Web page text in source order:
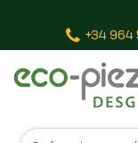
+34